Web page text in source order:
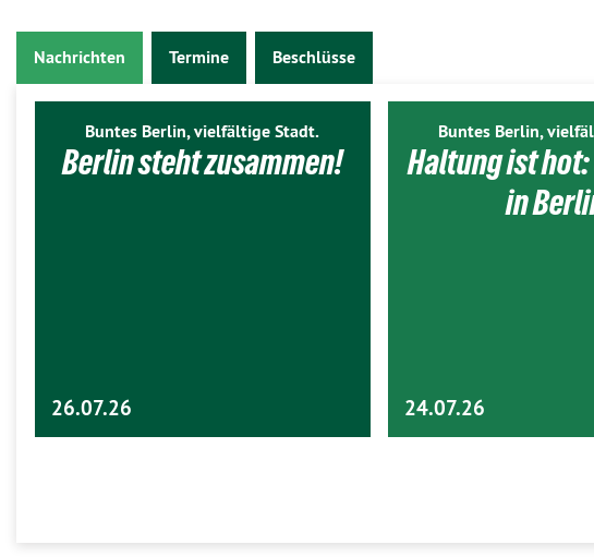
Nachrichten Termine Beschlüsse
Buntes Berlin, vielfältige Stadt.
Berlin steht zusammen!
26.07.26
Buntes Berlin,
Haltung ist hot:
in
24.07.26